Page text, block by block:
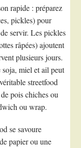
rapide : préparez
pickles) pour
servir. Les pickles
râpées) ajoutent
plusieurs jours.
soja, miel et ail peut
streetfood
pois chiches ou
ou wrap.
se savoure
papier ou une